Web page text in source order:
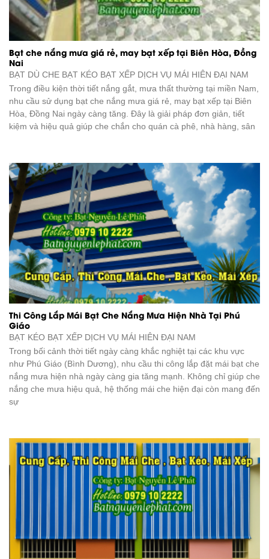
Bạt che nắng mưa giá rẻ, may bạt xếp tại Biên Hòa, Đồng
Nai
BẠT DÙ CHE BẠT KÉO BẠT XẾP DỊCH VỤ MÁI HIÊN ĐẠI NAM
Trong điều kiện thời tiết nắng gắt, mưa thất thường tại miền Nam,
nhu cầu sử dụng bạt che nắng mưa giá rẻ, may bạt xếp tại Biên
Hòa, Đồng Nai ngày càng tăng. Đây là giải pháp đơn giản, tiết
kiệm và hiệu quả giúp che chắn cho quán cà phê, nhà hàng, sân
Thi Công Lắp Mái Bạt Che Nắng Mưa Hiện Nhà Tại Phú
Giáo
BẠT KÉO BẠT XẾP DỊCH VỤ MÁI HIÊN ĐẠI NAM
Trong bối cảnh thời tiết ngày càng khắc nghiệt tại các khu vực
như Phú Giáo (Bình Dương), nhu cầu thi công lắp đặt mái bạt che
nắng mưa hiện nhà ngày càng gia tăng mạnh. Không chỉ giúp che
nắng che mưa hiệu quả, hệ thống mái che hiện đại còn mang đến
sự